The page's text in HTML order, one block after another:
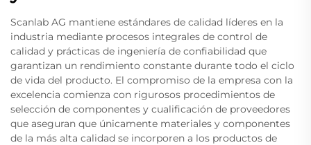
Scanlab AG mantiene estándares de calidad líderes en la
industria mediante procesos integrales de control de
calidad y prácticas de ingeniería de confiabilidad que
garantizan un rendimiento constante durante todo el ciclo
de vida del producto. El compromiso de la empresa con la
excelencia comienza con rigurosos procedimientos de
selección de componentes y cualificación de proveedores
que aseguran que únicamente materiales y componentes
de la más alta calidad se incorporen a los productos de